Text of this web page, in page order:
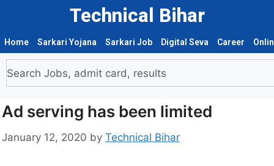
Technical Bihar
Home Sarkari Yojana Sarkari Job Digital Seva Career
Ad serving has been limited
January 12, 2020 by Technical Bihar